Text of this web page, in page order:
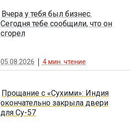
Вчера у тебя был бизнес.
Сегодня тебе сообщили, что он
сгорел
05.08.2026 4мин. чтение
Прощание с «Сухими»: Индия
окончательно закрыла двери
для Су-57